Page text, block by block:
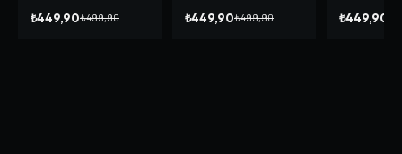
₺449,90₺499,90 ₺449,90₺499,90 ₺449,90